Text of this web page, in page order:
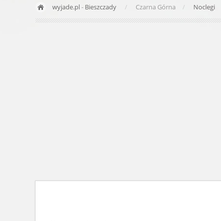
wyjade.pl- Bieszczady Czarna Górna Noclegi